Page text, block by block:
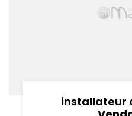
installateur